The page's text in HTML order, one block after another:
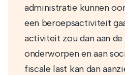
administratie kunnen
een beroepsactiviteit
activiteit zou dan aan
onderworpen en aan
fiscale last kan dan